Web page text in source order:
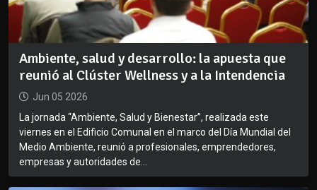
Ambiente, salud y desarrollo: la apuesta que
reunió al Clúster Wellness y a la Intendencia
Jun 05 2026
La jornada “Ambiente, Salud y Bienestar”, realizada este
viernes en el Edificio Comunal en el marco del Día Mundial del
Medio Ambiente, reunió a profesionales, emprendedores,
empresas y autoridades de...